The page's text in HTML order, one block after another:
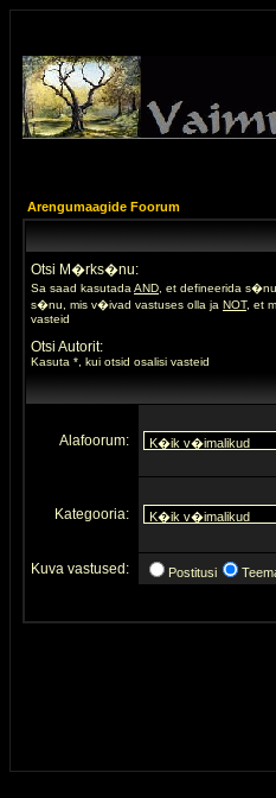
Arengumaagide Foorum
Otsi M�rks�nu:
Sa saad kasutada AND , et defineerida
s�nu, mis v�ivad vastuses olla ja NOT, et
vasteid
Otsi Autorit:
Kasuta *, kui otsid osalisi vasteid
Alafoorum:
Kategooria:
Kuva vastused: Postitusi